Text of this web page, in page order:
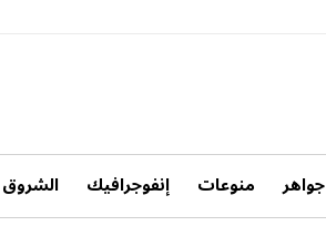
جواهر منوعات إنفوجرافيك الشروق News